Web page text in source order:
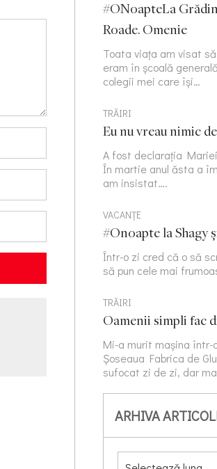
#ONoapteLa
Roade. Omenie
Toata viața am visat
eram în școală
colegii mei care își…
TRĂIRI
Eu nu vreau nimic
A fost declarația
În martie anul ăsta a
am insistat….
VACANȚE
#Onoapte la Shagy
Într-o zi cred că o să
să pun cele mai
TRĂIRI
Oamenii simpli fac
Mi-a murit mașina într-
Șoseaua Fabrica de
sufocat zi de zi, dar
ARHIVA